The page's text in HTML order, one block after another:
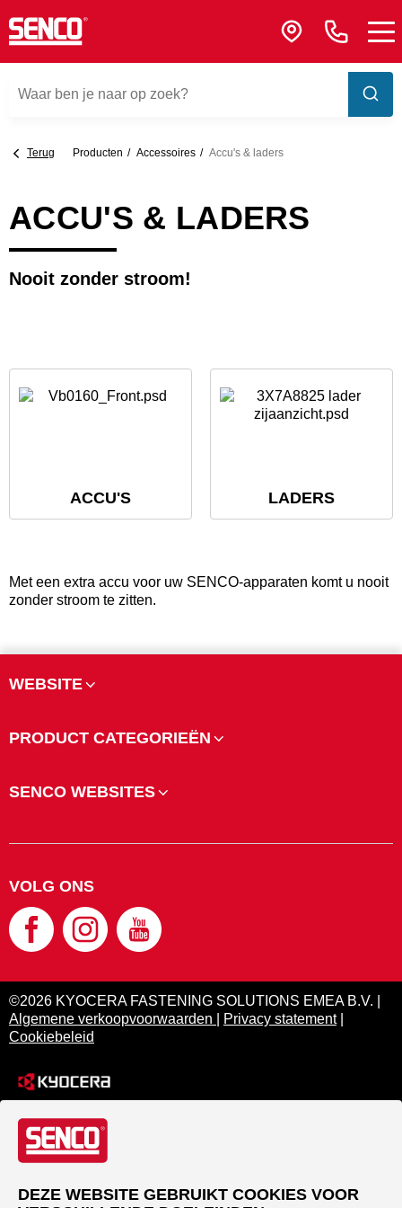
Terug Producten Accessoires Accu's & laders
ACCU'S & LADERS
Nooit zonder stroom!
ACCU'S LADERS
Met een extra accu voor uw SENCO-apparaten komt u nooit
zonder stroom te zitten.
WEBSITE
PRODUCT CATEGORIEËN
SENCO WEBSITES
VOLG ONS
©2026 KYOCERA FASTENING SOLUTIONS EMEA B.V. |
Algemene verkoopvoorwaarden
Privacy statement|
Cookiebeleid
DEZE WEBSITE GEBRUIKT COOKIES VOOR